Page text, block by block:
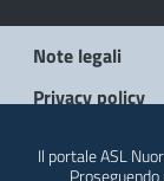
Note legali
Privacy policy
Il portale ASL